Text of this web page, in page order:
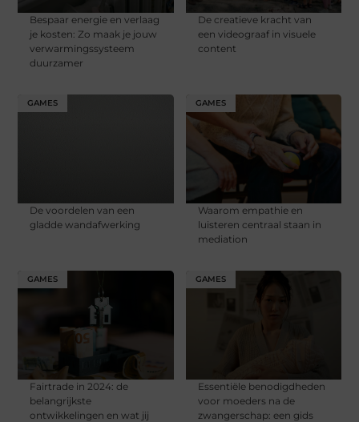
Bespaar energie en verlaag
je kosten: Zo maak je jouw
verwarmingssysteem
duurzamer
De creatieve kracht van
een videograaf in visuele
content
GAMES
De voordelen van een
gladde wandafwerking
GAMES
Waarom empathie en
luisteren centraal staan in
mediation
GAMES
Fairtrade in 2024: de
belangrijkste
ontwikkelingen en wat jij
GAMES
Essentiële benodigdheden
voor moeders na de
zwangerschap: een gids